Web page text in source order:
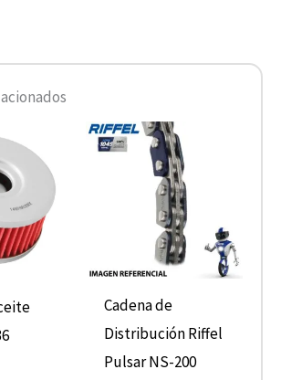
precio
actual
es:
$3.795.
Cadena de
Distribución Riffel
Pulsar NS-200